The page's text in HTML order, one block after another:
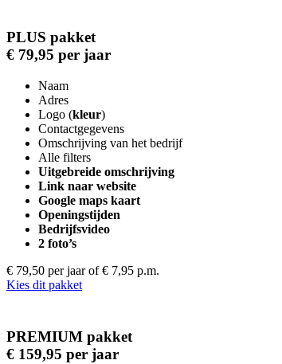
PLUS pakket
€ 79,95 per jaar
Naam
Adres
Logo (kleur)
Contactgegevens
Omschrijving van het bedrijf
Alle filters
Uitgebreide omschrijving
Link naar website
Google maps kaart
Openingstijden
Bedrijfsvideo
2 foto’s
€ 79,50 per jaar of € 7,95 p.m.
Kies dit pakket
PREMIUM pakket
€ 159,95 per jaar